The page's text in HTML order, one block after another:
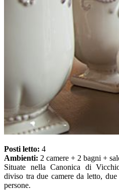
Posti letto: 4
Ambienti: 2 camere + 2 bagni +
Situate nella Canonica di
diviso tra due camere da letto,
persone.